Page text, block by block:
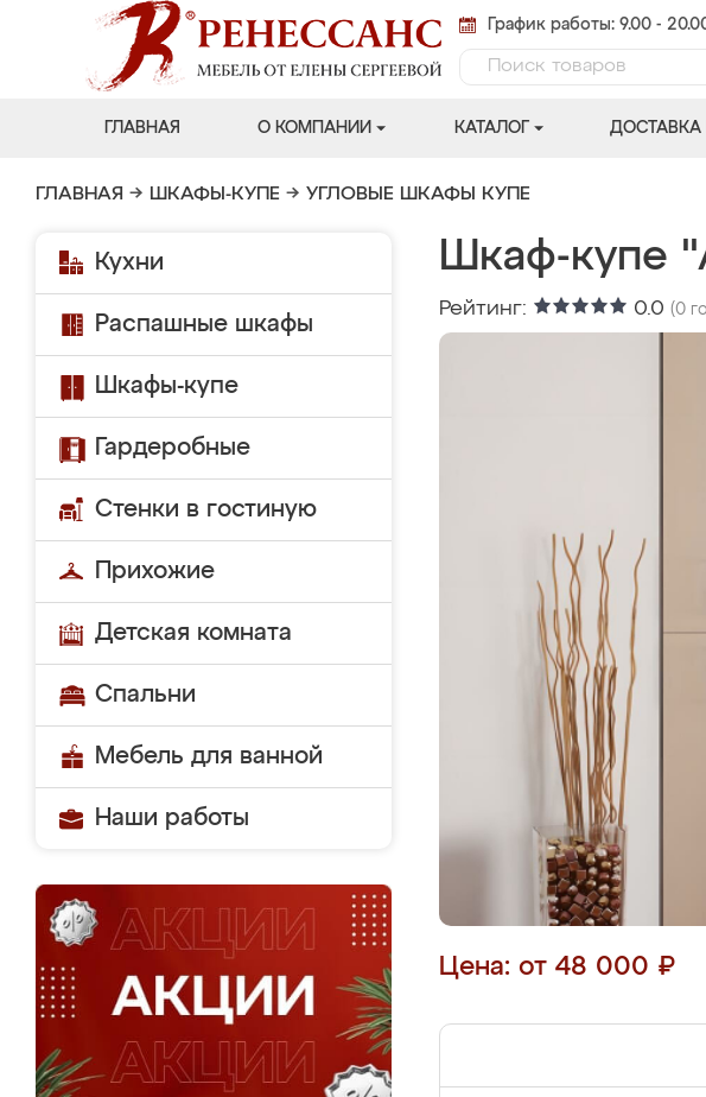
График работы: 9.00 -
ГЛАВНАЯ О КОМПАНИИ КАТАЛОГ ДОСТАВКА
ГЛАВНАЯ → ШКАФЫ-КУПЕ → УГЛОВЫЕ ШКАФЫ КУПЕ
Кухни
Распашные шкафы
Шкафы-купе
Гардеробные
Стенки в гостиную
Прихожие
Детская комната
Спальни
Мебель для ванной
Наши работы
Шкаф-купе
Рейтинг: 0.0 (0
Цена: от 48 000 ₽